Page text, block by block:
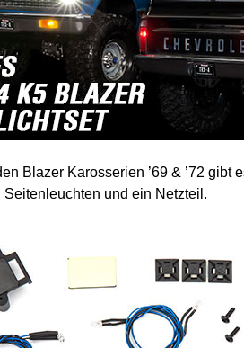
Blazer Karosserien ’69 & ’72
Seitenleuchten und ein Netzteil.